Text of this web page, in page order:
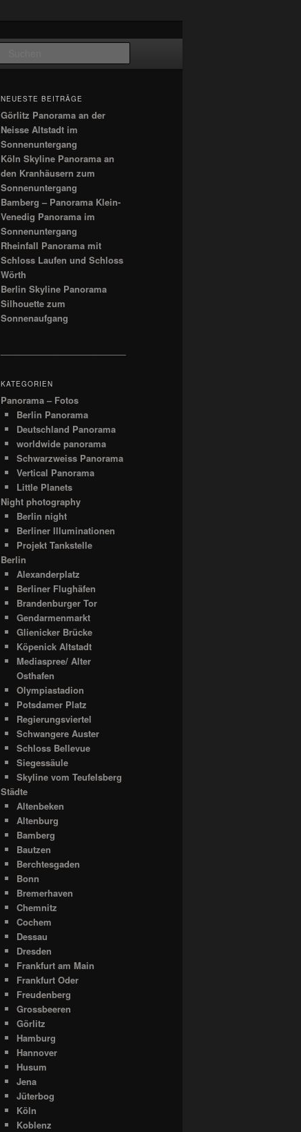
NEUESTE BEITRÄGE
Görlitz Panorama an der
Neisse Altstadt im
Sonnenuntergang
Köln Skyline Panorama an
den Kranhäusern zum
Sonnenuntergang
Bamberg – Panorama Klein-
Venedig Panorama im
Sonnenuntergang
Rheinfall Panorama mit
Schloss Laufen und Schloss
Wörth
Berlin Skyline Panorama
Silhouette zum
Sonnenaufgang
KATEGORIEN
Panorama – Fotos
Berlin Panorama
Deutschland Panorama
worldwide panorama
Schwarzweiss Panorama
Vertical Panorama
Little Planets
Night photography
Berlin night
Berliner Illuminationen
Projekt Tankstelle
Berlin
Alexanderplatz
Berliner Flughäfen
Brandenburger Tor
Gendarmenmarkt
Glienicker Brücke
Köpenick Altstadt
Mediaspree/ Alter
Osthafen
Olympiastadion
Potsdamer Platz
Regierungsviertel
Schwangere Auster
Schloss Bellevue
Siegessäule
Skyline vom Teufelsberg
Städte
Altenbeken
Altenburg
Bamberg
Bautzen
Berchtesgaden
Bonn
Bremerhaven
Chemnitz
Cochem
Dessau
Dresden
Frankfurt am Main
Frankfurt Oder
Freudenberg
Grossbeeren
Görlitz
Hamburg
Hannover
Husum
Jena
Jüterbog
Köln
Koblenz